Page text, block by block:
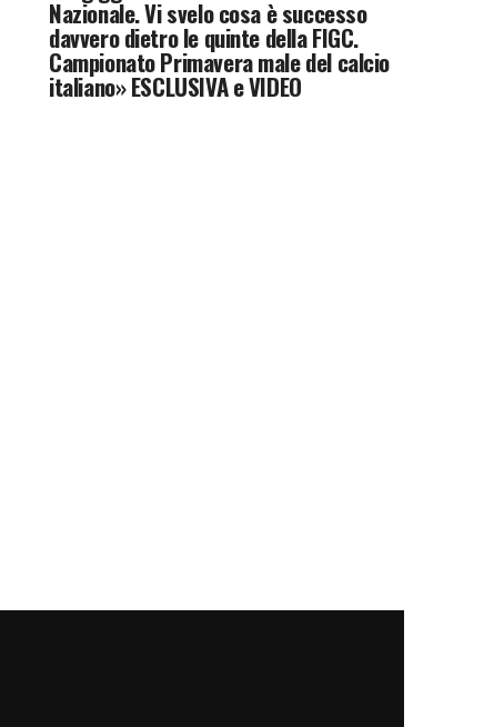
Nazionale. Vi svelo cosa è successo
davvero dietro le quinte della FIGC.
Campionato Primavera male del calcio
italiano» ESCLUSIVA e VIDEO